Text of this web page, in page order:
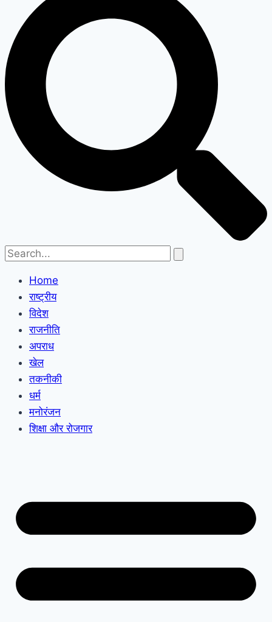
Home
राष्ट्रीय
विदेश
राजनीति
अपराध
खेल
तकनीकी
धर्म
मनोरंजन
शिक्षा और रोजगार